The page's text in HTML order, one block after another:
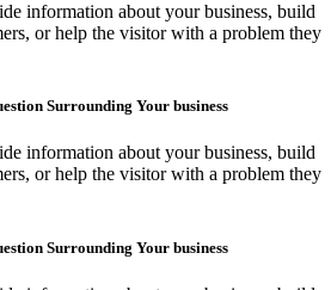
information about your business, build
or help the visitor with a problem they
Surrounding Your business
information about your business, build
or help the visitor with a problem they
Surrounding Your business